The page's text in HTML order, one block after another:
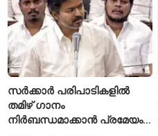
സർക്കാർ പരിപാടികളിൽ
തമിഴ് ഗാനം
നിർബന്ധമാക്കാൻ പ്രമേയം;